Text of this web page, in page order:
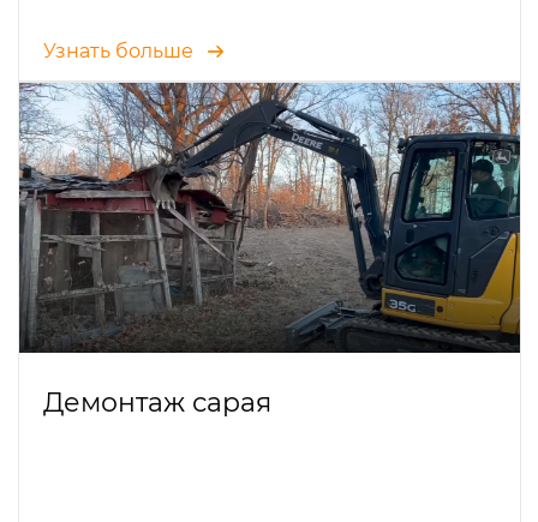
Узнать больше
Демонтаж сарая